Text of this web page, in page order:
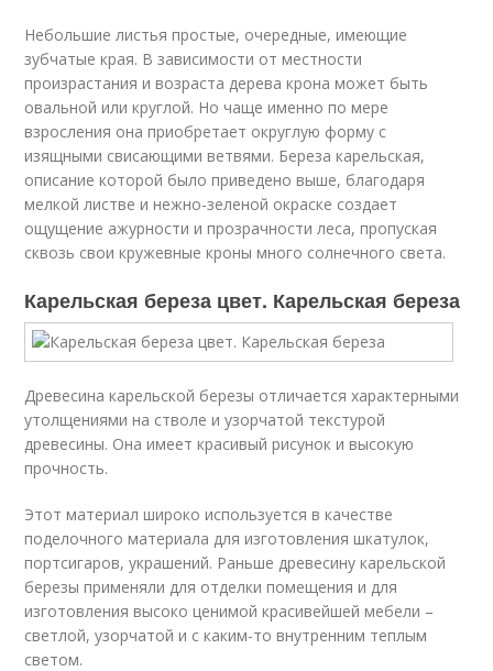
Небольшие листья простые, очередные, имеющие
зубчатые края. В зависимости от местности
произрастания и возраста дерева крона может быть
овальной или круглой. Но чаще именно по мере
взросления она приобретает округлую форму с
изящными свисающими ветвями. Береза карельская,
описание которой было приведено выше, благодаря
мелкой листве и нежно-зеленой окраске создает
ощущение ажурности и прозрачности леса, пропуская
сквозь свои кружевные кроны много солнечного света.
Карельская береза цвет. Карельская береза
Древесина карельской березы отличается характерными
утолщениями на стволе и узорчатой текстурой
древесины. Она имеет красивый рисунок и высокую
прочность.
Этот материал широко используется в качестве
поделочного материала для изготовления шкатулок,
портсигаров, украшений. Раньше древесину карельской
березы применяли для отделки помещения и для
изготовления высоко ценимой красивейшей мебели –
светлой, узорчатой и с каким-то внутренним теплым
светом.